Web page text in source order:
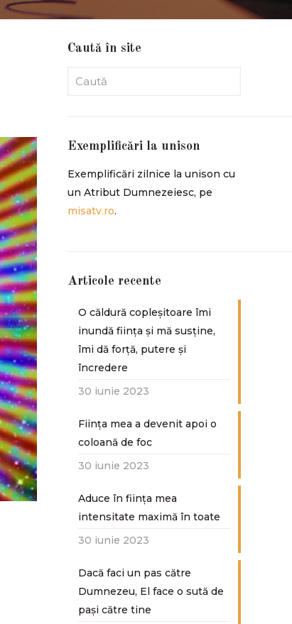
Caută în site
Exemplificări la unison
Exemplificări zilnice la unison cu
un Atribut Dumnezeiesc, pe
misatv.ro.
Articole recente
O căldură copleșitoare îmi
inundă ființa și mă susține,
îmi dă forță, putere și
încredere
30 iunie 2023
Ființa mea a devenit apoi o
coloană de foc
30 iunie 2023
Aduce în ființa mea
intensitate maximă în toate
30 iunie 2023
Dacă faci un pas către
Dumnezeu, El face o sută de
paşi către tine